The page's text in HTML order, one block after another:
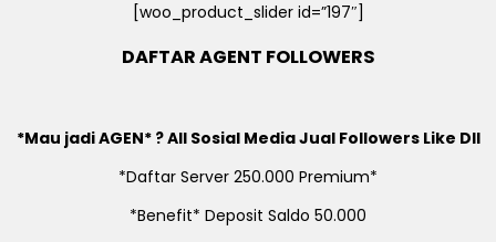
[woo_product_slider id=”197″]
DAFTAR AGENT FOLLOWERS
*Mau jadi AGEN* ? All Sosial Media Jual Followers Like Dll
*Daftar Server 250.000 Premium*
*Benefit* Deposit Saldo 50.000